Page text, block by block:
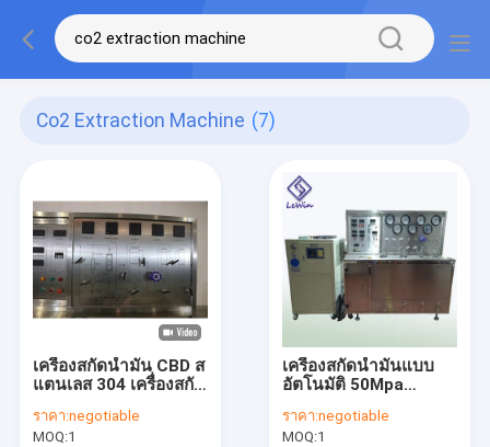
Co2 Extraction Machine (7)
เครื่องสกัดน้ำมัน CBD ส
แตนเลส 304 เครื่องสกัด
ราคา:negotiable
MOQ:1
เครื่องสกัดน้ำมันแบบ
อัตโนมัติ 50Mpa
เครื่องสกัด
ราคา:negotiable
MOQ:1